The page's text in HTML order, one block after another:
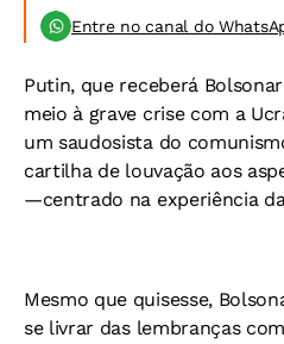
Entre no canal do
Putin, que receberá
meio à grave crise com a
um saudosista do
cartilha de louvação aos
—centrado na experiência
Mesmo que quisesse,
se livrar das lembranças